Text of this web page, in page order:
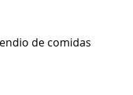
de comidas